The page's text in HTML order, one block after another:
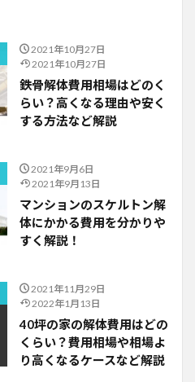
2021年10月27日
2021年10月27日
鉄骨解体費用相場はどのく
らい？高くなる理由や安く
する方法など解説
2021年9月6日
2021年9月13日
マンションのスケルトン解
体にかかる費用を分かりや
すく解説！
2021年11月29日
2022年1月13日
40坪の家の解体費用はどの
くらい？費用相場や相場よ
り高くなるケースなど解説